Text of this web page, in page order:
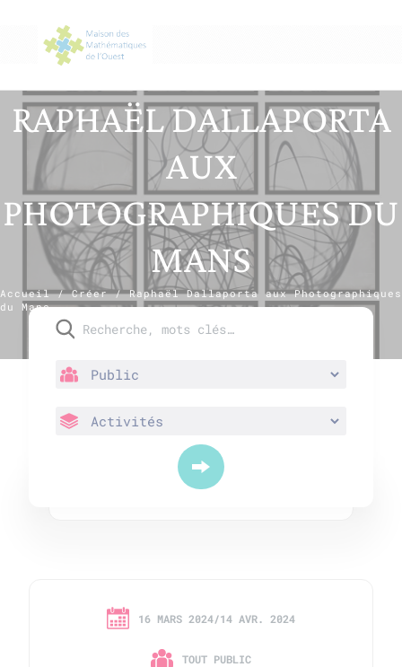
RAPHAËL DALLAPORTA
AUX
PHOTOGRAPHIQUES DU
MANS
Accueil/Créer/Raphaël Dallaporta aux Photographiques
du Mans
16 MARS 2024/14 AVR. 2024
TOUT PUBLIC